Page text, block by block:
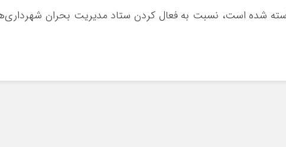
شده است، نسبت به فعال کردن ستاد مدیریت بحران